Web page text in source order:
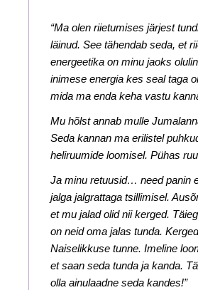
“Ma olen riietumises järjest
läinud. See tähendab seda, et
energeetika on minu jaoks
inimese energia kes seal taga
mida ma enda keha vastu
Mu hõlst annab mulle
Seda kannan ma erilistel
heliruumide loomisel. Pühas
Ja minu retuusid… need panin
jalga jalgrattaga tsillimisel.
et mu jalad olid nii kerged.
on neid oma jalas tunda.
Naiselikkuse tunne. Imeline
et saan seda tunda ja kanda.
olla ainulaadne seda kandes!”